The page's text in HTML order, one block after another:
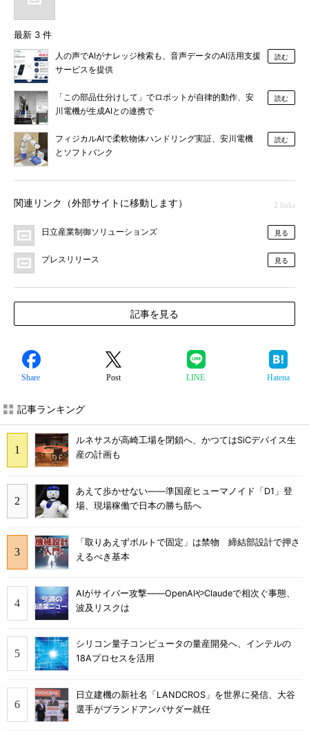
最新 3 件
人の声でAIがナレッジ検索も、音声データのAI活用支援
サービスを提供
読む
「この部品仕分けして」でロボットが自律的動作、安
川電機が生成AIとの連携で
読む
フィジカルAIで柔軟物体ハンドリング実証、安川電機
とソフトバンク
読む
関連リンク（外部サイトに移動します） 2 links
日立産業制御ソリューションズ 見る
プレスリリース 見る
記事を見る
Share Post LINE Hatena
記事ランキング
ルネサスが高崎工場を閉鎖へ、かつてはSiCデバイス生
産の計画も
あえて歩かせない――準国産ヒューマノイド「D1」登
場、現場稼働で日本の勝ち筋へ
「取りあえずボルトで固定」は禁物 締結部設計で押さ
えるべき基本
AIがサイバー攻撃――OpenAIやClaudeで相次ぐ事態、
波及リスクは
シリコン量子コンピュータの量産開発へ、インテルの
18Aプロセスを活用
日立建機の新社名「LANDCROS」を世界に発信、大谷
選手がブランドアンバサダー就任